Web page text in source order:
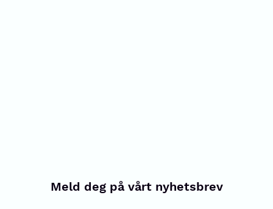
Meld deg på vårt nyhetsbrev